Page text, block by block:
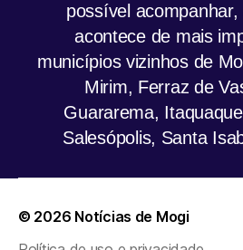
possível
acontece de mais
municípios vizinhos de
Mirim, Ferraz de
Guararema,
Salesópolis, Santa
© 2026 Notícias de Mogi